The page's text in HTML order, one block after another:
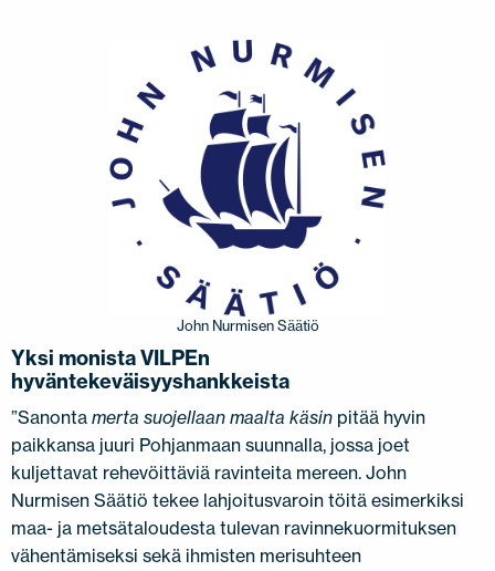
John Nurmisen Säätiö
Yksi monista VILPEn
hyväntekeväisyyshankkeista
”Sanonta merta suojellaan maalta käsin pitää hyvin
paikkansa juuri Pohjanmaan suunnalla, jossa joet
kuljettavat rehevöittäviä ravinteita mereen. John
Nurmisen Säätiö tekee lahjoitusvaroin töitä esimerkiksi
maa- ja metsätaloudesta tulevan ravinnekuormituksen
vähentämiseksi sekä ihmisten merisuhteen